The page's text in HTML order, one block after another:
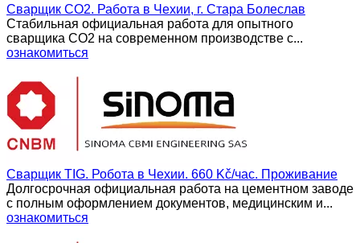
Сварщик CO2. Работа в Чехии, г. Стара Болеслав
Стабильная официальная работа для опытного
сварщика CO2 на современном производстве с...
ознакомиться
Сварщик TIG. Робота в Чехии. 660 Kč/час. Проживание
Долгосрочная официальная работа на цементном заводе
с полным оформлением документов, медицинским и...
ознакомиться